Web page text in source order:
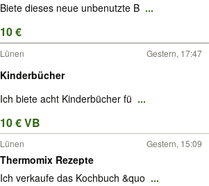
Biete dieses neue unbenutzte B ...
10 €
Lünen Gestern, 17:47
Kinderbücher
Ich biete acht Kinderbücher fü ...
10 € VB
Lünen Gestern, 15:09
Thermomix Rezepte
Ich verkaufe das Kochbuch &quo ...